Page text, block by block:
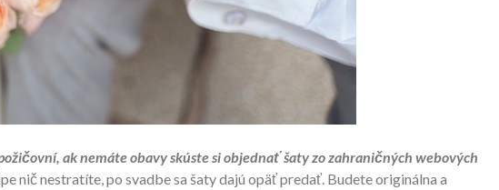
ak nemáte obavy skúste si objednať šaty zo zahraničných webových
nič nestratíte, po svadbe sa šaty dajú opäť predať. Budete originálna a